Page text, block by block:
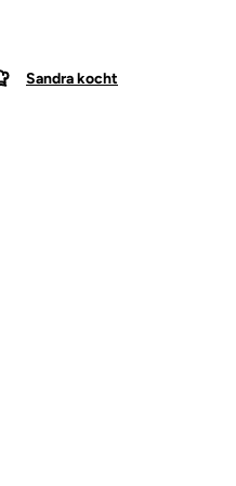
Sandra kocht